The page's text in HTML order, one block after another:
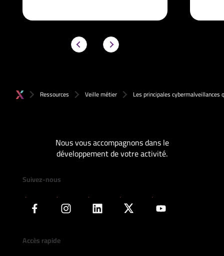
Ressources Veille métier Les principales
Nous vous accompagnons dans le
développement de votre activité.
Suivez-nous
Accès rapide